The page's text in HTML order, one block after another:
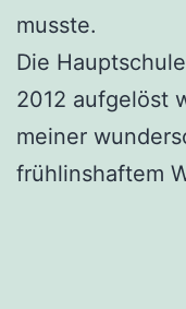
musste.
Die
2012 aufgelöst
meiner
frühlinshaftem